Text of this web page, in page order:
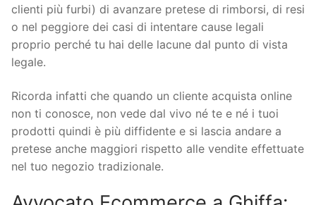
clienti più furbi) di avanzare pretese di rimborsi, di resi
o nel peggiore dei casi di intentare cause legali
proprio perché tu hai delle lacune dal punto di vista
legale.
Ricorda infatti che quando un cliente acquista online
non ti conosce, non vede dal vivo né te e né i tuoi
prodotti quindi è più diffidente e si lascia andare a
pretese anche maggiori rispetto alle vendite effettuate
nel tuo negozio tradizionale.